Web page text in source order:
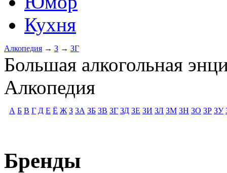
Кухня
Алкопедия → З → ЗГ
Большая алкогольная
Алкопедия
А Б В Г Д Е Ё Ж З ЗА ЗБ ЗВ ЗГ ЗД ЗЕ ЗИ ЗЛ ЗМ ЗН ЗО ЗР ЗУ
Бренды